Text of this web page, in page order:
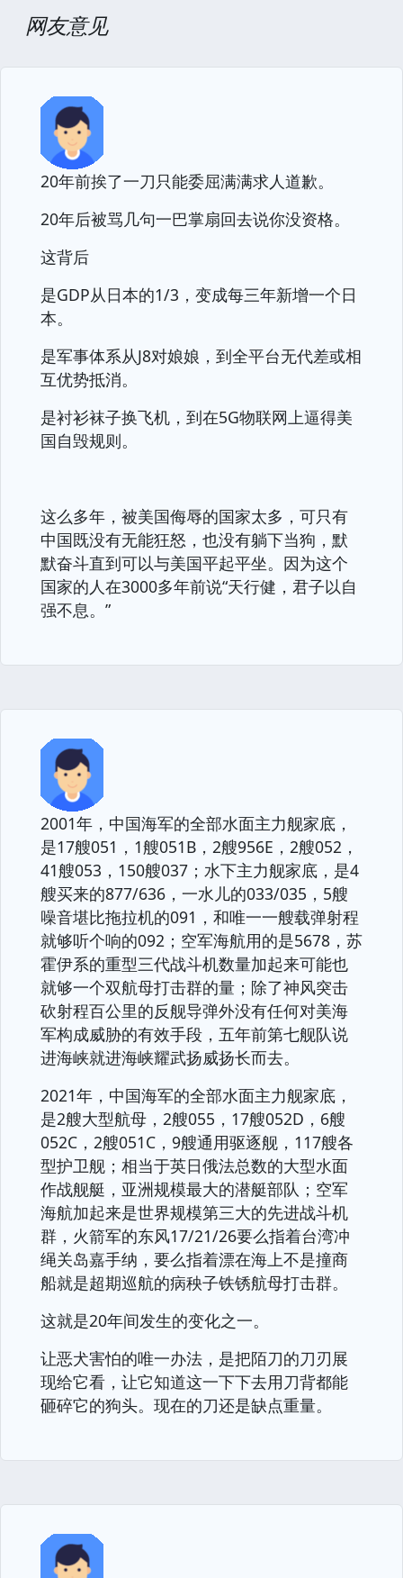
网友意见
20年前挨了一刀只能委屈满满求人道歉。
20年后被骂几句一巴掌扇回去说你没资格。
这背后
是GDP从日本的1/3，变成每三年新增一个日
本。
是军事体系从J8对娘娘，到全平台无代差或相
互优势抵消。
是衬衫袜子换飞机，到在5G物联网上逼得美
国自毁规则。
这么多年，被美国侮辱的国家太多，可只有
中国既没有无能狂怒，也没有躺下当狗，默
默奋斗直到可以与美国平起平坐。因为这个
国家的人在3000多年前说“天行健，君子以自
强不息。”
2001年，中国海军的全部水面主力舰家底，
是17艘051，1艘051B，2艘956E，2艘052，
41艘053，150艘037；水下主力舰家底，是4
艘买来的877/636，一水儿的033/035，5艘
噪音堪比拖拉机的091，和唯一一艘载弹射程
就够听个响的092；空军海航用的是5678，苏
霍伊系的重型三代战斗机数量加起来可能也
就够一个双航母打击群的量；除了神风突击
砍射程百公里的反舰导弹外没有任何对美海
军构成威胁的有效手段，五年前第七舰队说
进海峡就进海峡耀武扬威扬长而去。
2021年，中国海军的全部水面主力舰家底，
是2艘大型航母，2艘055，17艘052D，6艘
052C，2艘051C，9艘通用驱逐舰，117艘各
型护卫舰；相当于英日俄法总数的大型水面
作战舰艇，亚洲规模最大的潜艇部队；空军
海航加起来是世界规模第三大的先进战斗机
群，火箭军的东风17/21/26要么指着台湾冲
绳关岛嘉手纳，要么指着漂在海上不是撞商
船就是超期巡航的病秧子铁锈航母打击群。
这就是20年间发生的变化之一。
让恶犬害怕的唯一办法，是把陌刀的刀刃展
现给它看，让它知道这一下下去用刀背都能
砸碎它的狗头。现在的刀还是缺点重量。